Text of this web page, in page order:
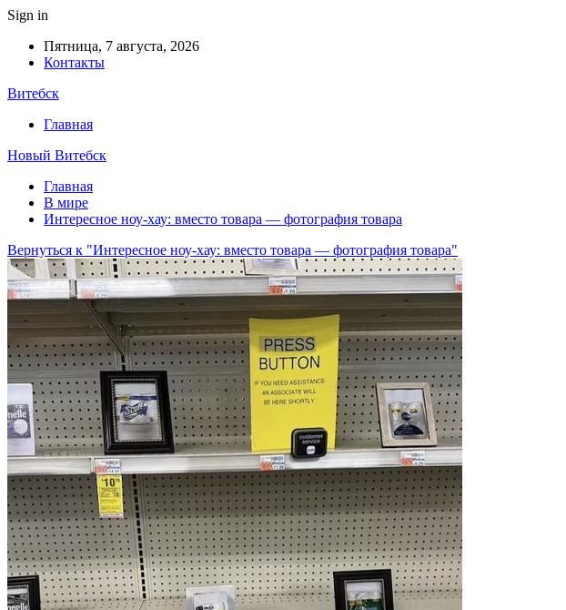
Sign in
Пятница, 7 августа, 2026
Контакты
Витебск
Главная
Новый Витебск
Главная
В мире
Интересное ноу-хау: вместо товара — фотография товара
Вернуться к "Интересное ноу-хау: вместо товара — фотография товара"